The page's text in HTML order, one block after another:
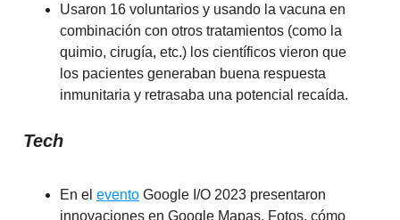
Usaron 16 voluntarios y usando la vacuna en
combinación con otros tratamientos (como la
quimio, cirugía, etc.) los científicos vieron que
los pacientes generaban buena respuesta
inmunitaria y retrasaba una potencial recaída.
Tech
En el evento Google I/O 2023 presentaron
innovaciones en Google Mapas, Fotos, cómo